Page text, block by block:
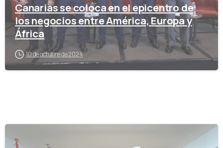
Canarias se coloca en el epicentro de
los negocios entre América, Europa y
África
10 de octubre de 2024